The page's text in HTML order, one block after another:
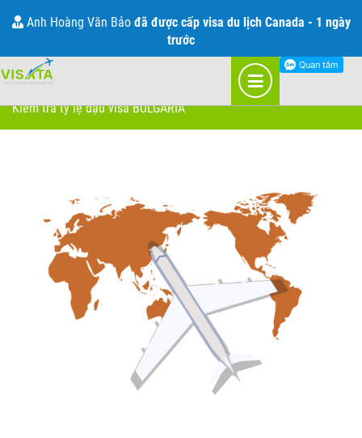
KIỂM TRA TỶ LỆ ĐẬU VISA
Visa Du lịch BULGARIA
Kiểm tra tỷ lệ đậu visa BULGARIA
Anh Hoàng Văn Bảo đã được cấp visa du lịch Canada - 1 ngày
trước